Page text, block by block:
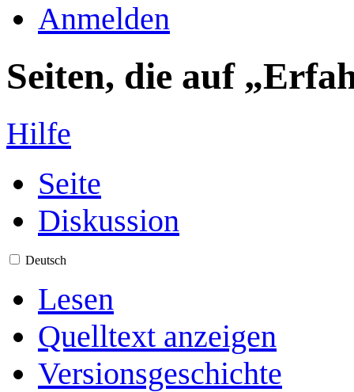
Anmelden
Seiten, die auf
Hilfe
Seite
Diskussion
Deutsch
Lesen
Quelltext anzeigen
Versionsgeschichte